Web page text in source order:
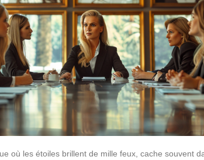
où les étoiles brillent de mille feux, cache souvent